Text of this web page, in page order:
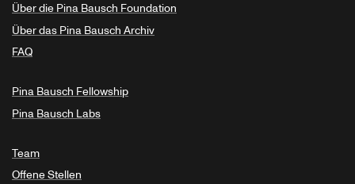
Über die Pina Bausch Foundation
Über das Pina Bausch Archiv
FAQ
Pina Bausch Fellowship
Pina Bausch Labs
Team
Offene Stellen